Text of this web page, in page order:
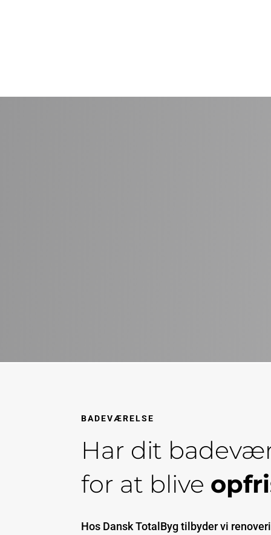
BADEVÆRELSE
Har dit
for at blive
Hos Dansk TotalByg tilbyder vi